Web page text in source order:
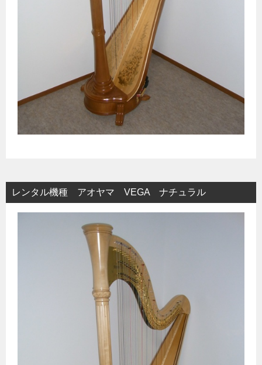
レンタル機種 アオヤマ VEGA ナチュラル